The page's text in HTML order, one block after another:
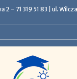
– 71 319 51 83 |ㅤㅤ​​ ​ul.